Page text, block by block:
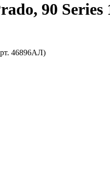
90 Series
46896АЛ)